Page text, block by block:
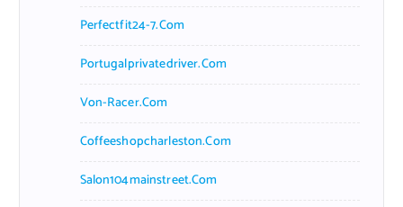
Perfectfit24-7.com
Portugalprivatedriver.com
Von-Racer.com
Coffeeshopcharleston.com
Salon104mainstreet.com